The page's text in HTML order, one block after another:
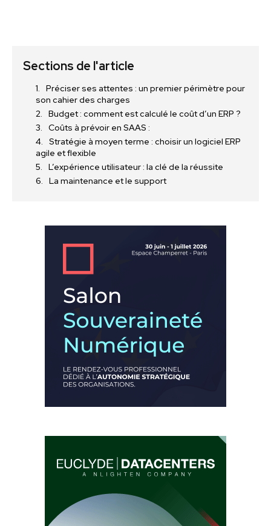
Sections de l'article
Préciser ses attentes : un premier périmètre pour
son cahier des charges
Budget : comment est calculé le coût d’un ERP ?
Coûts à prévoir en SAAS :
Stratégie à moyen terme : choisir un logiciel ERP
agile et flexible
L’expérience utilisateur : la clé de la réussite
La maintenance et le support